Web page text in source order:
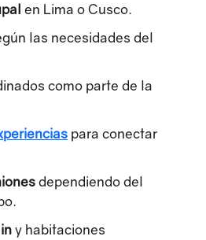
en Lima o Cusco.
las necesidades del
como parte de la
para conectar
dependiendo del
y habitaciones